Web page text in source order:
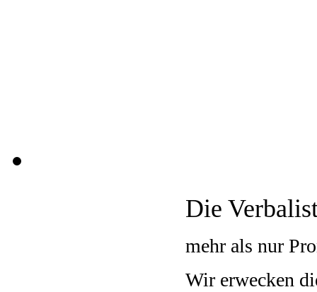
Die
mehr als nur
Wir erwecken